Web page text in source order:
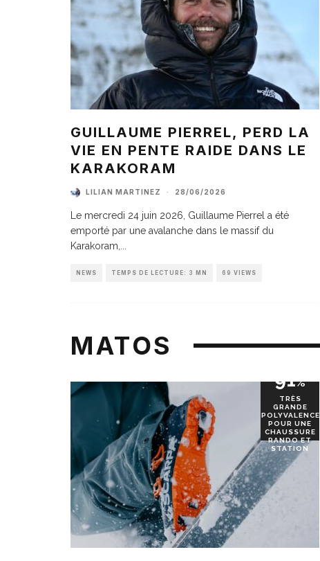
GUILLAUME PIERREL, PERD LA
VIE EN PENTE RAIDE DANS LE
KARAKORAM
LILIAN MARTINEZ · 28/06/2026
Le mercredi 24 juin 2026, Guillaume Pierrel a été
emporté par une avalanche dans le massif du
Karakoram,
NEWS TEMPS DE LECTURE: 3 MN 69 VIEWS
MATOS
91%
TRÈS
GRANDE
POLYVALENCE
POUR UNE
CHAUSSURE
RANDO ET
STATION